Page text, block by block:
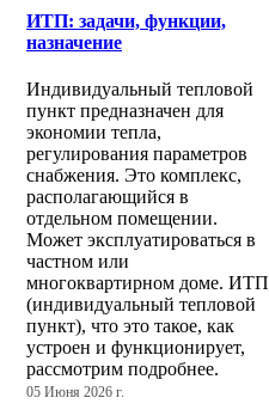
ИТП: задачи, функции,
назначение
Индивидуальный тепловой
пункт предназначен для
экономии тепла,
регулирования параметров
снабжения. Это комплекс,
располагающийся в
отдельном помещении.
Может эксплуатироваться в
частном или
многоквартирном доме. ИТП
(индивидуальный тепловой
пункт), что это такое, как
устроен и функционирует,
рассмотрим подробнее.
05 Июня 2026 г.